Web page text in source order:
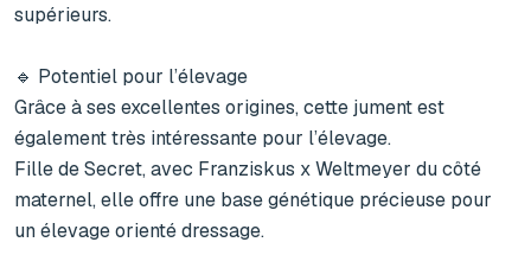
supérieurs.
🔹 Potentiel pour l’élevage
Grâce à ses excellentes origines, cette jument est
également très intéressante pour l’élevage.
Fille de Secret, avec Franziskus x Weltmeyer du côté
maternel, elle offre une base génétique précieuse pour
un élevage orienté dressage.